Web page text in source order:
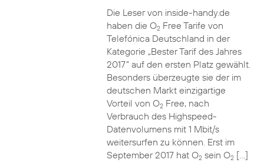
Die Leser von inside-handy.de
haben die O2Free Tarife von
Telefónica Deutschland in der
Kategorie „Bester Tarif des Jahres
2017“ auf den ersten Platz gewählt.
Besonders überzeugte sie der im
deutschen Markt einzigartige
Vorteil von O2Free, nach
Verbrauch des Highspeed-
Datenvolumens mit 1 Mbit/s
weitersurfen zu können. Erst im
September 2017 hat O2sein O2[…]